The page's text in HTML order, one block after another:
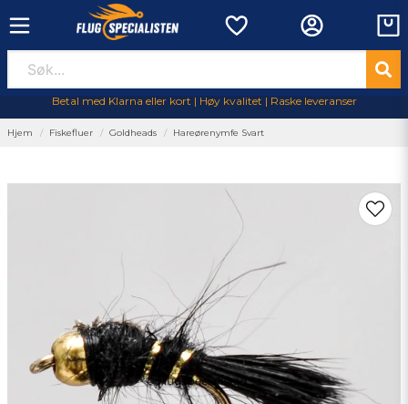
Betal med Klarna eller kort | Høy kvalitet | Raske leveranser
Hjem Fiskefluer Goldheads Hareørenymfe Svart